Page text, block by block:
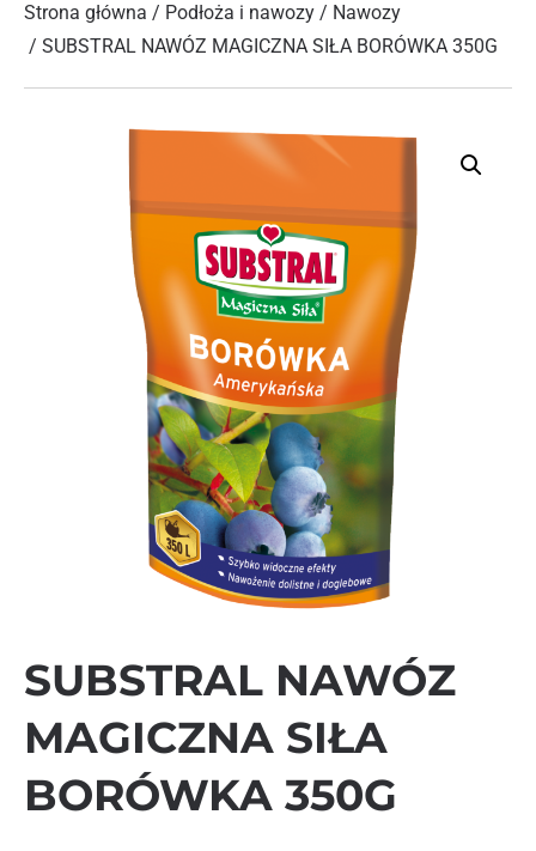
Strona główna / Podłoża i nawozy / Nawozy
/ SUBSTRAL NAWÓZ MAGICZNA SIŁA BORÓWKA 350G
SUBSTRAL NAWÓZ
MAGICZNA SIŁA
BORÓWKA 350G